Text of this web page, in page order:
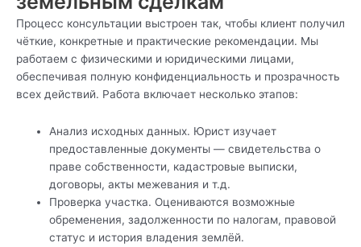
Процесс консультации выстроен так, чтобы клиент получил
чёткие, конкретные и практические рекомендации. Мы
работаем с физическими и юридическими лицами,
обеспечивая полную конфиденциальность и прозрачность
всех действий. Работа включает несколько этапов:
Анализ исходных данных. Юрист изучает
предоставленные документы — свидетельства о
праве собственности, кадастровые выписки,
договоры, акты межевания и т.д.
Проверка участка. Оцениваются возможные
обременения, задолженности по налогам, правовой
статус и история владения землёй.